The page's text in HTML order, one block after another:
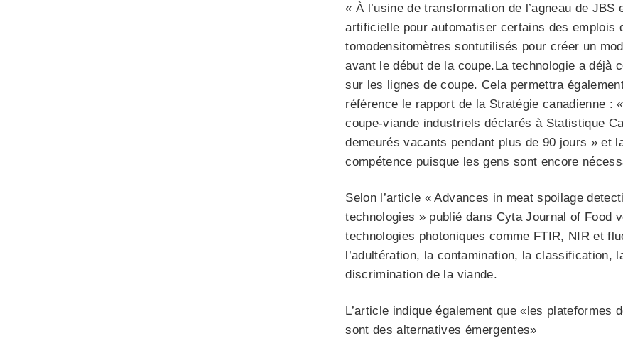
« À l’usine de transformation de l’agneau de
artificielle pour automatiser certains des emplois
tomodensitomètres sontutilisés pour créer un
avant le début de la coupe.La technologie a déjà
sur les lignes de coupe. Cela permettra
référence le rapport de la Stratégie canadienne :
coupe-viande industriels déclarés à Statistique
demeurés vacants pendant plus de 90 jours » et
compétence puisque les gens sont encore
Selon l’article « Advances in meat spoilage
technologies » publié dans Cyta Journal of Food
technologies photoniques comme FTIR, NIR et
l’adultération, la contamination, la
discrimination de la viande.
L’article indique également que «les
sont des alternatives émergentes»